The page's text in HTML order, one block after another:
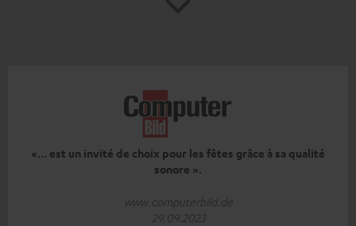
«... est un invité de choix pour les fêtes grâce à sa qualité
sonore ».
www.computerbild.de
29.09.2023